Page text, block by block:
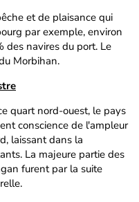
et de plaisance qui
par exemple, environ
des navires du port. Le
Morbihan.
quart nord-ouest, le pays
conscience de l'ampleur
laissant dans la
La majeure partie des
furent par la suite